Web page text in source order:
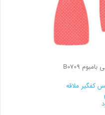
کفگیر ملاقه